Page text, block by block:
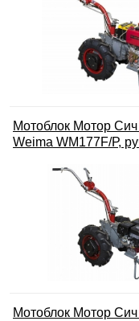
Мотоблок Мотор
Weima WM177F/Р,
Мотоблок Мотор